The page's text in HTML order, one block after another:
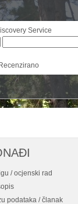
Service
Recenzirano
/ ocjenski rad
podataka / članak